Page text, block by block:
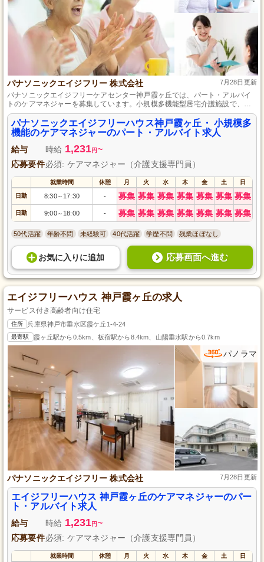
パナソニックエイジフリー 株式会社 7月28日更新
パナソニックエイジフリーケアセンター神戸霞ヶ丘では、パート・アルバイ
トのケアマネジャーを募集しています。小規模多機能型居宅介護施設で、フ
レキシブルな働き方が可能です。資格や経験は問いませんので、介護に興味
がある方、地域に根差したケアを提供したい方はぜひご応募ください。やり
がいのある環境で、一緒に高齢者の生活を支えていきましょう。
パナソニックエイジフリーハウス神戸霞ヶ丘・ 小規模多
機能のケアマネジャーのパート・アルバイト求人
給与 時給 1,231円 ~
応募要件必須: ケアマネジャー（介護支援専門員）
就業時間 休憩 月 火 水 木 金 土 日
日勤 8:30～ 17:30 - 募集 募集 募集 募集 募集 募集 募集
日勤 9:00～ 18:00 - 募集 募集 募集 募集 募集 募集 募集
50代活躍 年齢不問 未経験可 40代活躍 学歴不問 残業ほぼなし
お気に入り に追加 応募画面へ進む
エイジフリーハウス 神戸霞ヶ丘の求人
サービス付き高齢者向け住宅
住所 兵庫県神戸市垂水区霞ケ丘1-4-24
最寄駅 霞ヶ丘駅から0.5km、板宿駅から8.4km、山陽垂水駅から0.7km
パノラマ
パナソニックエイジフリー 株式会社 7月28日更新
エイジフリーハウス 神戸霞ヶ丘のケアマネジャーのパー
ト・アルバイト求人
給与 時給 1,231円 ~
応募要件必須: ケアマネジャー（介護支援専門員）
就業時間 休憩 月 火 水 木 金 土 日